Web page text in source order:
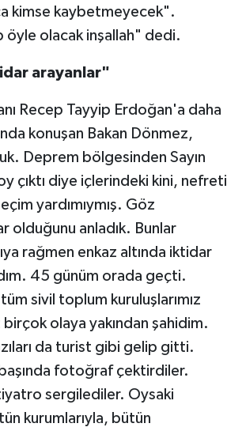
kimse kaybetmeyecek".
öyle olacak inşallah" dedi.
arayanlar"
Recep Tayyip Erdoğan'a daha
konuşan Bakan Dönmez,
Deprem bölgesinden Sayın
çıktı diye içlerindeki kini, nefreti
yardımıymış. Göz
olduğunu anladık. Bunlar
rağmen enkaz altında iktidar
45 günüm orada geçti.
sivil toplum kuruluşlarımız
birçok olaya yakından şahidim.
da turist gibi gelip gitti.
fotoğraf çektirdiler.
sergilediler. Oysaki
kurumlarıyla, bütün